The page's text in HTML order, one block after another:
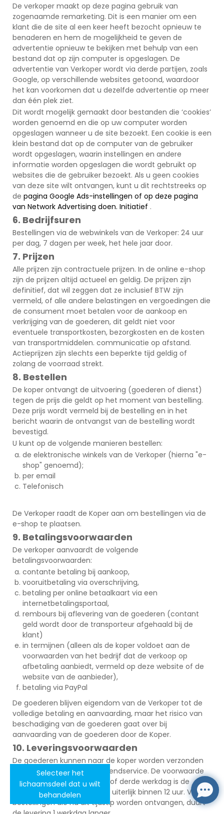
Selecteer het
lichaamsdeel dat u wilt
behandelen
De verkoper maakt op deze pagina gebruik van
zogenaamde remarketing. Dit is een manier om een
klant die de site al een keer heeft bezocht opnieuw te
benaderen en hem de mogelijkheid te geven de
advertentie opnieuw te bekijken met behulp van een
bestand dat op zijn computer is opgeslagen. De
advertentie van Verkoper wordt via derde partijen, zoals
Google, op verschillende websites getoond, waardoor
het kan voorkomen dat u dezelfde advertentie op meer
dan één plek ziet.
Dit wordt mogelijk gemaakt door bestanden die ‘cookies’
worden genoemd en die op uw computer worden
opgeslagen wanneer u de site bezoekt. Een cookie is een
klein bestand dat op de computer van de gebruiker
wordt opgeslagen, waarin instellingen en andere
informatie worden opgeslagen die wordt gebruikt op
websites die de gebruiker bezoekt. Als u geen cookies
van deze site wilt ontvangen, kunt u dit rechtstreeks op
de pagina Google Ads-instellingen of op deze pagina
van Network Advertising doen. Initiatief .
6. Bedrijfsuren
Bestellingen via de webwinkels van de Verkoper: 24 uur
per dag, 7 dagen per week, het hele jaar door.
7. Prijzen
Alle prijzen zijn contractuele prijzen. In de online e-shop
zijn de prijzen altijd actueel en geldig. De prijzen zijn
definitief, dat wil zeggen dat ze inclusief BTW zijn
vermeld, of alle andere belastingen en vergoedingen die
de consument moet betalen voor de aankoop en
verkrijging van de goederen, dit geldt niet voor
eventuele transportkosten, bezorgkosten en de kosten
van transportmiddelen. communicatie op afstand.
Actieprijzen zijn slechts een beperkte tijd geldig of
zolang de voorraad strekt.
8. Bestellen
De koper ontvangt de uitvoering (goederen of dienst)
tegen de prijs die geldt op het moment van bestelling.
Deze prijs wordt vermeld bij de bestelling en in het
bericht waarin de ontvangst van de bestelling wordt
bevestigd.
U kunt op de volgende manieren bestellen:
de elektronische winkels van de Verkoper (hierna "e-
shop" genoemd);
per email
Telefonisch
De Verkoper raadt de Koper aan om bestellingen via de
e-shop te plaatsen.
9. Betalingsvoorwaarden
De verkoper aanvaardt de volgende
betalingsvoorwaarden:
contante betaling bij aankoop,
vooruitbetaling via overschrijving,
betaling per online betaalkaart via een
internetbetalingsportaal,
rembours bij aflevering van de goederen (contant
geld wordt door de transporteur afgehaald bij de
klant)
in termijnen (alleen als de koper voldoet aan de
voorwaarden van het bedrijf dat de verkoop op
afbetaling aanbiedt, vermeld op deze website of de
website van de aanbieder),
betaling via PayPal
De goederen blijven eigendom van de Verkoper tot de
volledige betaling en aanvaarding, maar het risico van
beschadiging van de goederen gaat over bij
aanvaarding van de goederen door de Koper.
10. Leveringsvoorwaarden
De goederen kunnen naar de koper worden verzonden
door de geselecteerde verzendservice. De voorwaarde
voor levering op de tweede of derde werkdag is de
ontvangst van de bestelling uiterlijk binnen 12 uur. Voor
bestellingen die na dit tijdstip worden ontvangen, duurt